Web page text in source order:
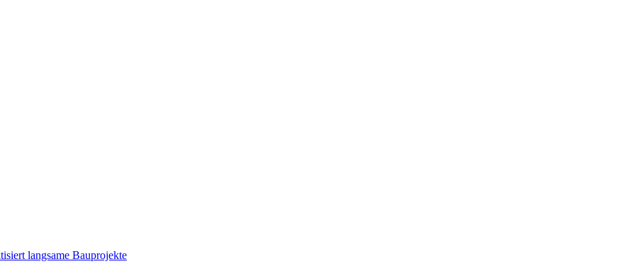
langsame Bauprojekte